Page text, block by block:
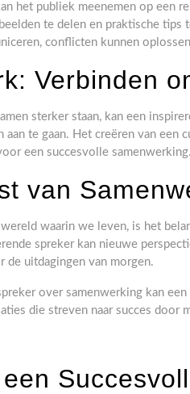
het publiek meenemen op een
te delen en praktische tips
conflicten kunnen
Verbinden
sterker staan, kan een
te gaan. Het creëren van een
een succesvolle samenwerking.
van
waarin we leven, is het
spreker kan nieuwe
uitdagingen van morgen.
over samenwerking kan
die streven naar succes door